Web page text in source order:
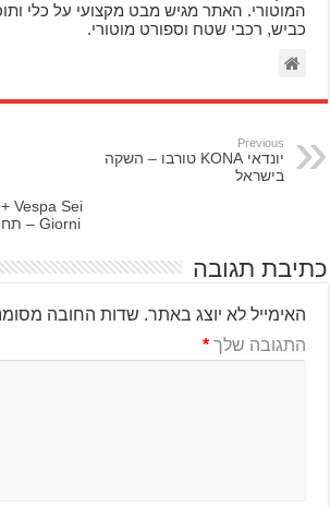
המוטורי. האתר מגיש מבט מקצועי על כלי ותוכן
כביש, רכבי שטח וספורט מוטורי.
Previous
יונדאי KONA טורבו – השקה
בישראל
+ Vespa Sei
Giorni – תחילת שיווק בישראל
תגובה
האימייל לא יוצג באתר. שדות החובה
התגובה שלך*